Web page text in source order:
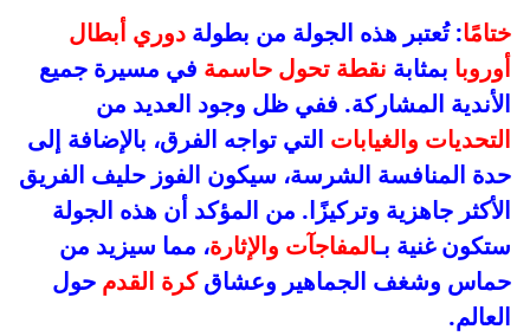
ختامًا: تُعتبر هذه الجولة من بطولة دوري أبطال
أوروبا بمثابة نقطة تحول حاسمة في مسيرة جميع
الأندية المشاركة. ففي ظل وجود العديد من
التحديات والغيابات التي تواجه الفرق، بالإضافة إلى
حدة المنافسة الشرسة، سيكون الفوز حليف الفريق
الأكثر جاهزية وتركيزًا. من المؤكد أن هذه الجولة
ستكون غنية بـالمفاجآت والإثارة، مما سيزيد من
حماس وشغف الجماهير وعشاقكرة القدم حول
العالم.